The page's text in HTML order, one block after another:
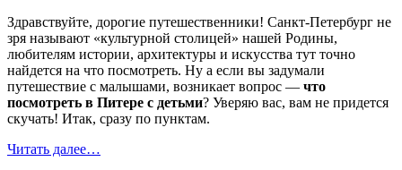
Здравствуйте, дорогие путешественники! Санкт-Петербург не
зря называют «культурной столицей» нашей Родины,
любителям истории, архитектуры и искусства тут точно
найдется на что посмотреть. Ну а если вы задумали
путешествие с малышами, возникает вопрос — что
посмотреть в Питере с детьми? Уверяю вас, вам не придется
скучать! Итак, сразу по пунктам.
Читать далее…